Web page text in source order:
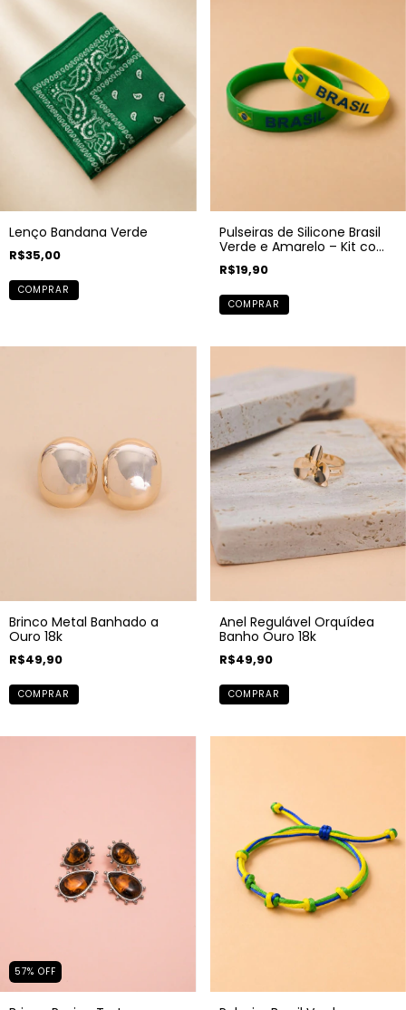
Lenço Bandana Verde
R$35,00
COMPRAR
Pulseiras de Silicone Brasil
Verde e Amarelo – Kit com
2 Unidades
R$19,90
COMPRAR
Brinco Metal Banhado a
Ouro 18k
R$49,90
COMPRAR
Anel Regulável Orquídea
Banho Ouro 18k
R$49,90
COMPRAR
57% OFF